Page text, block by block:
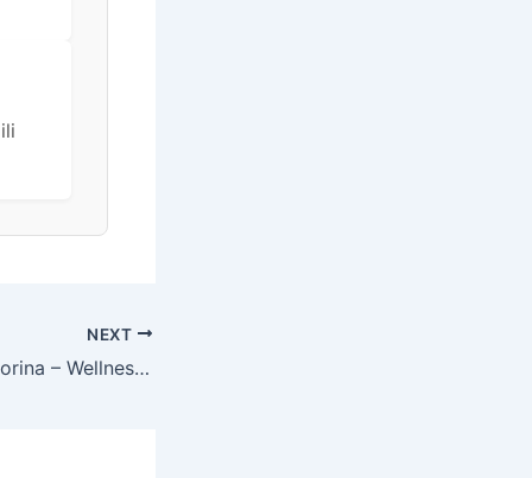
NEXT
Hotel Termag Jahorina – Wellness odmor na Jahorini, Jahorina, Bosna i Hercegovina – 122 EUR – 1x noćenje u Lux sobi za 1 osobu, Polupansion – Akcija